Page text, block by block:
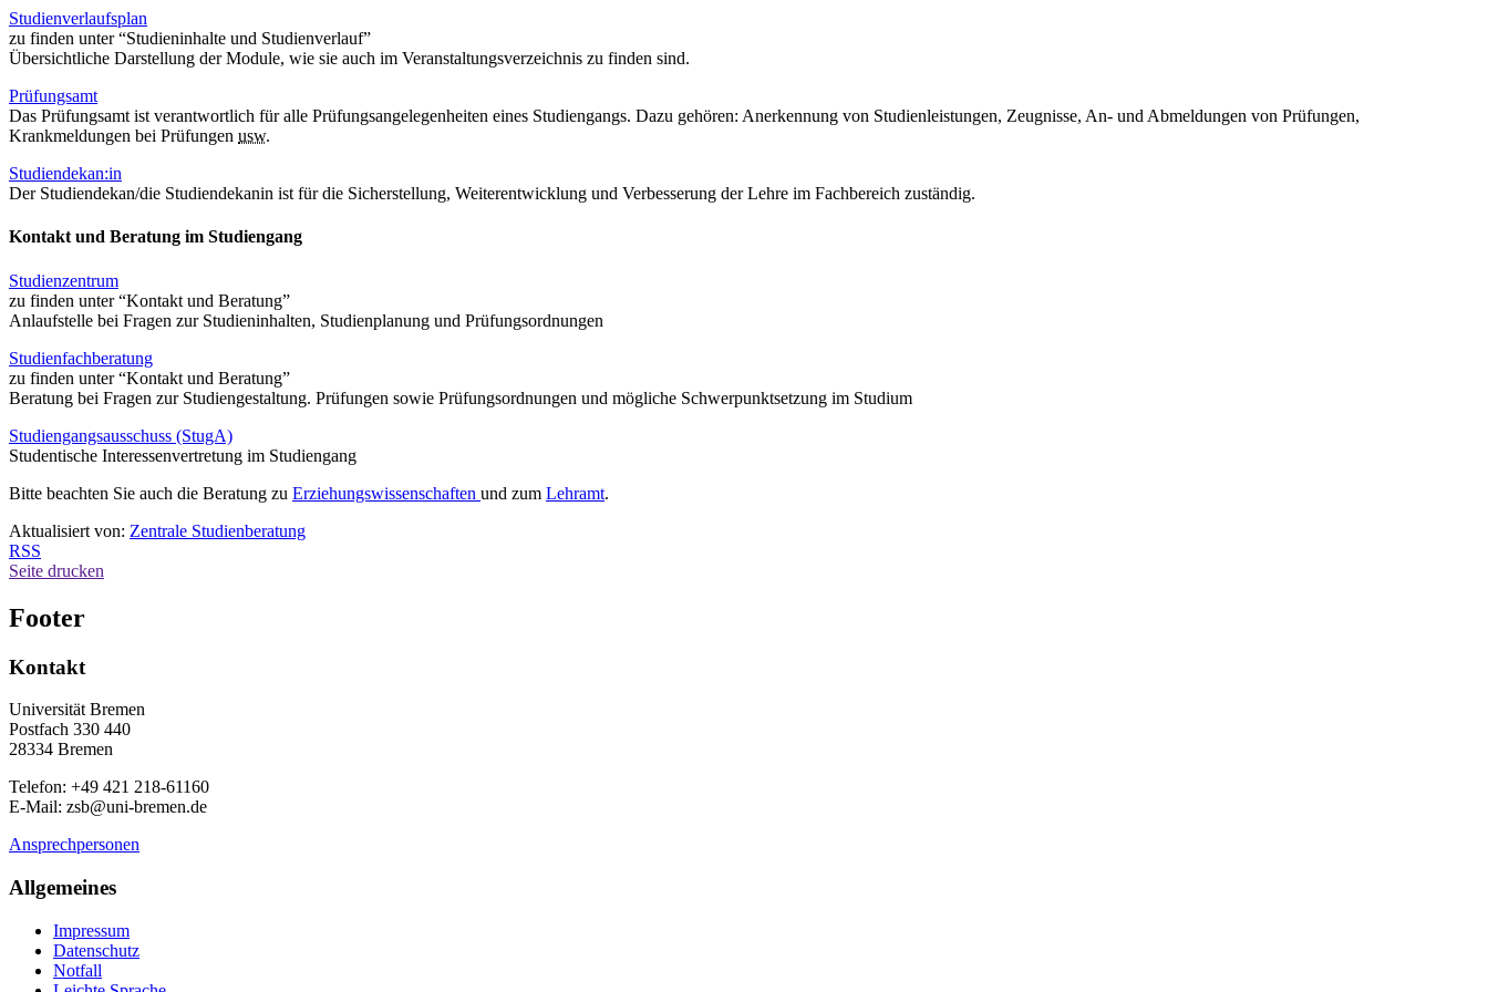
Studienverlaufsplan
zu finden unter “Studieninhalte und Studienverlauf”
Übersichtliche Darstellung der Module, wie sie auch im Veranstaltungsverzeichnis zu finden sind.
Prüfungsamt
Das Prüfungsamt ist verantwortlich für alle Prüfungsangelegenheiten eines Studiengangs. Dazu gehören: Anerkennung von Studienleistungen, Zeugnisse, An- und Abmeldungen von Prüfungen,
Krankmeldungen bei Prüfungen usw.
Studiendekan:in
Der Studiendekan/die Studiendekanin ist für die Sicherstellung, Weiterentwicklung und Verbesserung der Lehre im Fachbereich zuständig.
Kontakt und Beratung im Studiengang
Studienzentrum
zu finden unter “Kontakt und Beratung”
Anlaufstelle bei Fragen zur Studieninhalten, Studienplanung und Prüfungsordnungen
Studienfachberatung
zu finden unter “Kontakt und Beratung”
Beratung bei Fragen zur Studiengestaltung. Prüfungen sowie Prüfungsordnungen und mögliche Schwerpunktsetzung im Studium
Studiengangsausschuss (StugA)
Studentische Interessenvertretung im Studiengang
Bitte beachten Sie auch die Beratung zu Erziehungswissenschaften und zum Lehramt.
Aktualisiert von: Zentrale Studienberatung
RSS
Seite drucken
Footer
Kontakt
Universität Bremen
Postfach 330 440
28334 Bremen
Telefon: +49 421 218-61160
E-Mail: zsb@uni-bremen.de
Ansprechpersonen
Allgemeines
Impressum
Datenschutz
Notfall